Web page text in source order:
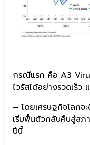
กรณีแรก คือ A3
ไวรัสได้อย่างรวดเร็
– โดยเศรษฐกิจโลกจ
เริ่มฟื้นตัวกลับคืนสู่สภ
ปีนี้